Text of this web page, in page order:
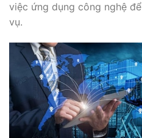
việc ứng dụng công nghệ
vụ.